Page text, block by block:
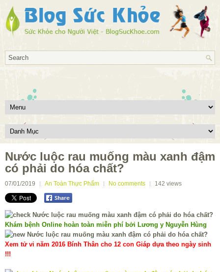
Nước luộc rau muống màu xanh đậm
có phải do hóa chất?
07/01/2019 An Toàn Thực Phẩm No comments 142 views
Khám bệnh Online hoàn toàn miễn phí bởi Lương y Nguyễn Hùng
Xem tử vi năm 2016 Bính Thân cho 12 con Giáp dựa theo ngày sinh
!!!